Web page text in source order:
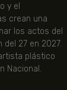
y el
crean una
los actos del
del 27 en 2027.
plástico
Nacional.